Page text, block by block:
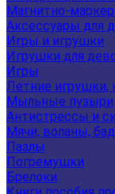
Магнитно-
Аксессуары для
Игры и игрушки
Игрушки для
Игры
Летние игрушки,
Мыльные пузыри
Антистрессы и
Мячи, воланы,
Пазлы
Погремушки
Брелоки